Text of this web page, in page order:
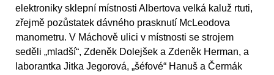
elektroniky sklepní místnosti Albertova velká kaluž rtuti,
zřejmě pozůstatek dávného prasknutí McLeodova
manometru. V Máchově ulici v místnosti se strojem
seděli „mladší“, Zdeněk Dolejšek a Zdeněk Herman, a
laborantka Jitka Jegorová, „šéfové“ Hanuš a Čermák